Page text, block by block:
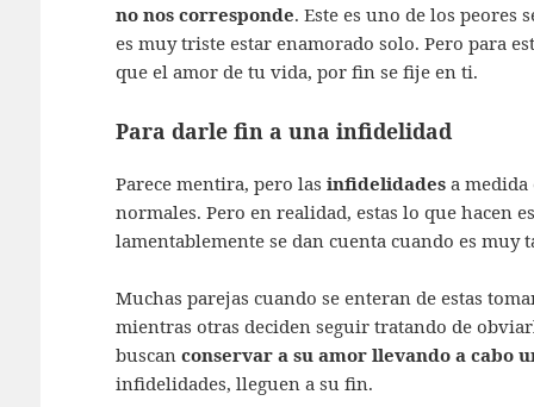
no nos corresponde. Este es uno de los peores
es muy triste estar enamorado solo. Pero para
que el amor de tu vida, por fin se fije en ti.
Para darle fin a una infidelidad
Parece mentira, pero las infidelidadesa medida
normales. Pero en realidad, estas lo que hacen
lamentablemente se dan cuenta cuando es muy
Muchas parejas cuando se enteran de estas
mientras otras deciden seguir tratando de
buscan conservar a su amor llevando a cabo
infidelidades, lleguen a su fin.